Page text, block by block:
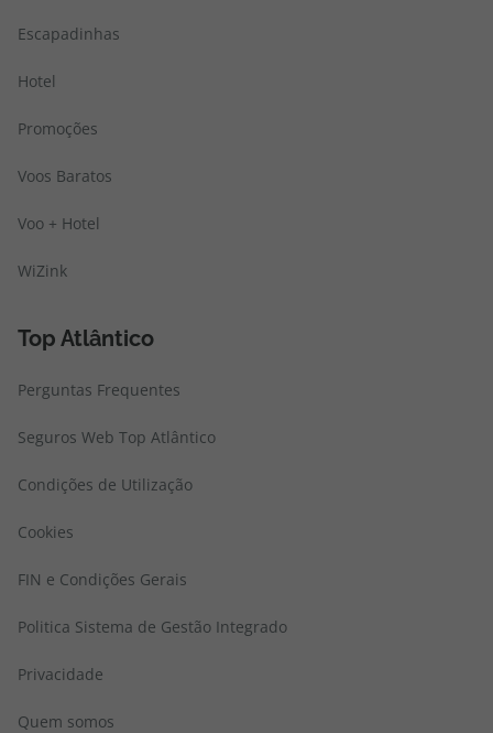
Escapadinhas
Hotel
Promoções
Voos Baratos
Voo + Hotel
WiZink
Top Atlântico
Perguntas Frequentes
Seguros Web Top Atlântico
Condições de Utilização
Cookies
FIN e Condições Gerais
Politica Sistema de Gestão Integrado
Privacidade
Quem somos